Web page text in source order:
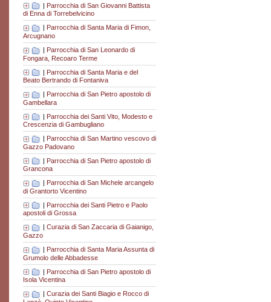
| Parrocchia di San Giovanni Battista
di Enna di Torrebelvicino
Parrocchia di Santa Maria di Fimon,
Arcugnano
| Parrocchia di San Leonardo di
Fongara, Recoaro Terme
| Parrocchia di Santa Maria e del
Beato Bertrando di Fontaniva
| Parrocchia di San Pietro apostolo di
Gambellara
| Parrocchia dei Santi Vito, Modesto e
Crescenzia di Gambugliano
Parrocchia di San Martino vescovo di
Gazzo Padovano
| Parrocchia di San Pietro apostolo di
Grancona
Parrocchia di San Michele arcangelo
di Grantorto Vicentino
| Parrocchia dei Santi Pietro e Paolo
apostoli di Grossa
Curazia di San Zaccaria di Gaianigo,
Gazzo
| Parrocchia di Santa Maria Assunta di
Grumolo delle Abbadesse
| Parrocchia di San Pietro apostolo di
Isola Vicentina
| Curazia dei Santi Biagio e Rocco di